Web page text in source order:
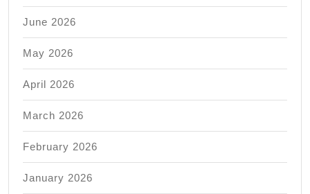
June 2026
May 2026
April 2026
March 2026
February 2026
January 2026